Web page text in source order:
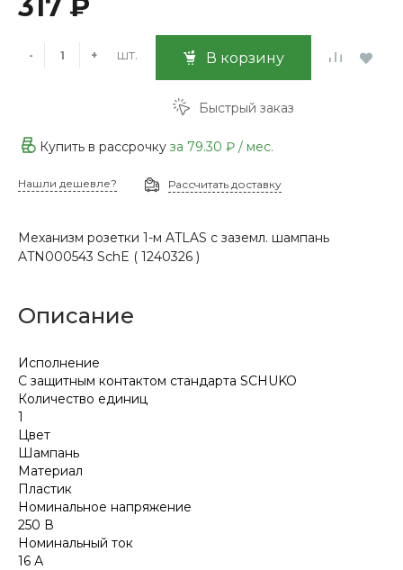
317 ₽
- + шт. В корзину
Быстрый заказ
Купить в рассрочку за 79.30 ₽ / мес.
Нашли дешевле? Рассчитать доставку
Механизм розетки 1-м ATLAS с заземл. шампань
ATN000543 SchE ( 1240326 )
Описание
Исполнение
С защитным контактом стандарта SCHUKO
Количество единиц
1
Цвет
Шампань
Материал
Пластик
Номинальное напряжение
250 В
Номинальный ток
16 А